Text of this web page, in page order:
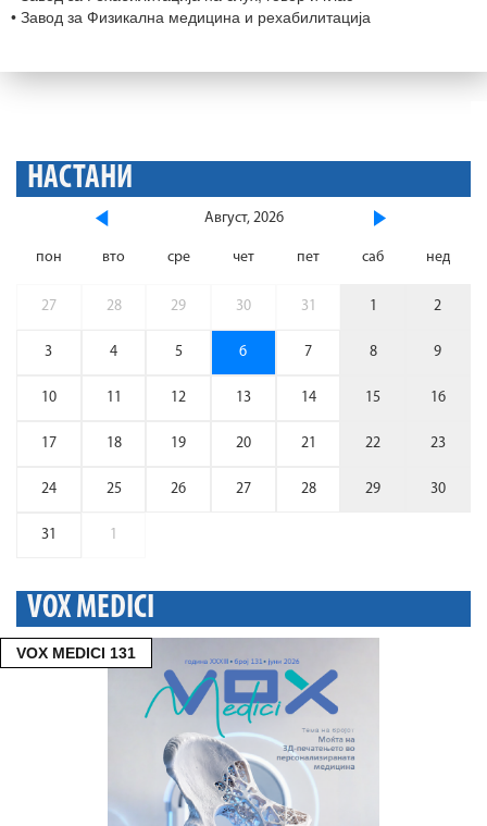
• Завод за Физикална медицина и рехабилитација
НАСТАНИ
Август, 2026
пон вто сре чет пет саб нед
27 28 29 30 31 1 2
3 4 5 6 7 8 9
10 11 12 13 14 15 16
17 18 19 20 21 22 23
24 25 26 27 28 29 30
31 1
VOX MEDICI
VOX MEDICI 131